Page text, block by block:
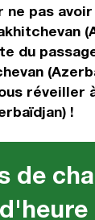
ne pas
du
réveiller
!
de
d'heure